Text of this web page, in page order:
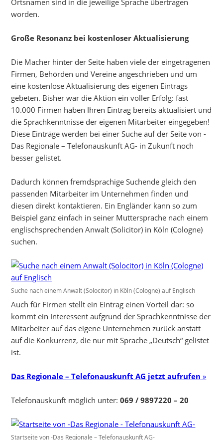
Ortsnamen sind in die jeweilige Sprache übertragen
worden.
Große Resonanz bei kostenloser Aktualisierung
Die Macher hinter der Seite haben viele der eingetragenen
Firmen, Behörden und Vereine angeschrieben und um
eine kostenlose Aktualisierung des eigenen Eintrags
gebeten. Bisher war die Aktion ein voller Erfolg: fast
10.000 Firmen haben Ihren Eintrag bereits aktualisiert und
die Sprachkenntnisse der eigenen Mitarbeiter eingegeben!
Diese Einträge werden bei einer Suche auf der Seite von -
Das Regionale – Telefonauskunft AG- in Zukunft noch
besser gelistet.
Dadurch können fremdsprachige Suchende gleich den
passenden Mitarbeiter im Unternehmen finden und
diesen direkt kontaktieren. Ein Engländer kann so zum
Beispiel ganz einfach in seiner Muttersprache nach einem
englischsprechenden Anwalt (Solicitor) in Köln (Cologne)
suchen.
Suche nach einem Anwalt (Solocitor) in Köln (Cologne) auf Englisch
Auch für Firmen stellt ein Eintrag einen Vorteil dar: so
kommt ein Interessent aufgrund der Sprachkenntnisse der
Mitarbeiter auf das eigene Unternehmen zurück anstatt
auf die Konkurrenz, die nur mit Sprache „Deutsch“ gelistet
ist.
Das Regionale – Telefonauskunft AG jetzt aufrufen »
Telefonauskunft möglich unter:069 / 9897220 – 20
Startseite von -Das Regionale – Telefonauskunft AG-